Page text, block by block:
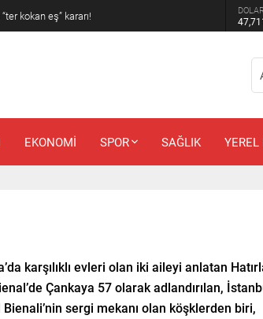
olay mektup!
EKONOMİ SPOR SAĞLIK
karşılıklı evleri olan iki aileyi anlatan
Çankaya 57 olarak adlandırılan,
sergi mekanı olan köşklerden biri,